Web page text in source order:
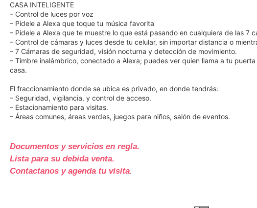
CASA INTELIGENTE
– Control de luces por voz
– Pídele a Alexa que toque tu música favorita
– Pídele a Alexa que te muestre lo que está pasando en cualquiera de las 7
– Control de cámaras y luces desde tu celular, sin importar distancia o
– 7 Cámaras de seguridad, visión nocturna y detección de movimiento.
– Timbre inalámbrico, conectado a Alexa; puedes ver quien llama a tu
casa.
El fraccionamiento donde se ubica es privado, en donde tendrás:
– Seguridad, vigilancia, y control de acceso.
– Estacionamiento para visitas.
– Áreas comunes, áreas verdes, juegos para niños, salón de eventos.
Documentos y servicios en regla.
Lista para su debida venta.
Contactanos y agenda tu visita.